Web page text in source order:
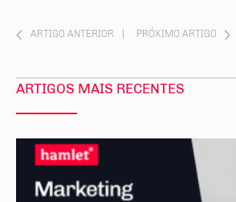
ARTIGO ANTERIOR PRÓXIMO ARTIGO
ARTIGOS MAIS RECENTES